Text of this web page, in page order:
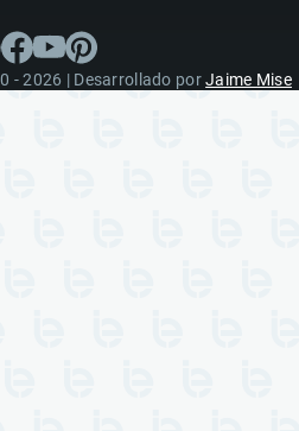
- 2026 | Desarrollado porJaime Mise